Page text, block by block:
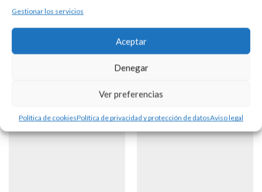
Gestionar los servicios
Aceptar
Denegar
Ver preferencias
Política de cookiesPolítica de privacidad y protección de datosAviso legal
medidas, con hilo redondo de 2 mm.